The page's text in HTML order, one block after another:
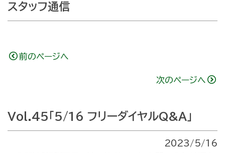
スタッフ通信
前のページへ
次のページへ
Vol.45「5/16 フリーダイヤルQ&A」
2023/5/16